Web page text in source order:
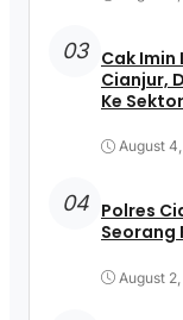
03 Cak Imin
Cianjur,
Ke
August
04 Polres
Seorang
August